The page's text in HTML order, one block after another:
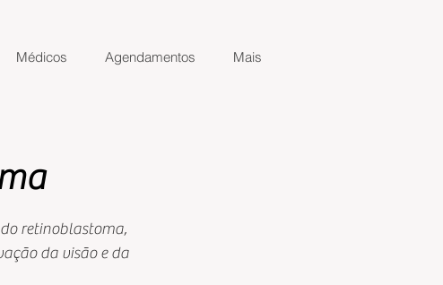
Médicos Agendamentos Mais
retinoblastoma,
da visão e da